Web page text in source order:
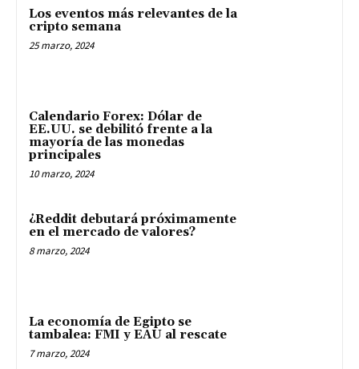
Los eventos más relevantes de la
cripto semana
25 marzo, 2024
Calendario Forex: Dólar de
EE.UU. se debilitó frente a la
mayoría de las monedas
principales
10 marzo, 2024
¿Reddit debutará próximamente
en el mercado de valores?
8 marzo, 2024
La economía de Egipto se
tambalea: FMI y EAU al rescate
7 marzo, 2024